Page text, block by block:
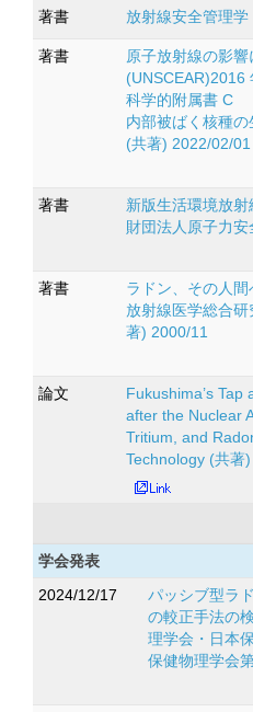
著書
放射線安全管理
著書
原子放射線の影
(UNSCEAR)2016
科学的附属書 C
内部被ばく核種
(共著) 2022/02/01
著書
新版生活環境放
財団法人原子力
著書
ラドン、その人
放射線医学総合
著) 2000/11
論文
Fukushima’s
after the Nuclear
Tritium, and
Technology (共著
学会発表
2024/12/17
パッシブ型ラ
の較正手法の
理学会・日本
保健物理学会